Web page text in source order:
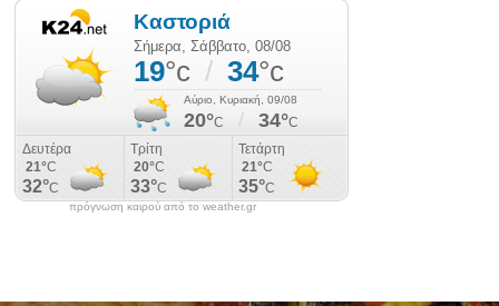
πρόγνωση καιρού από το weather.gr